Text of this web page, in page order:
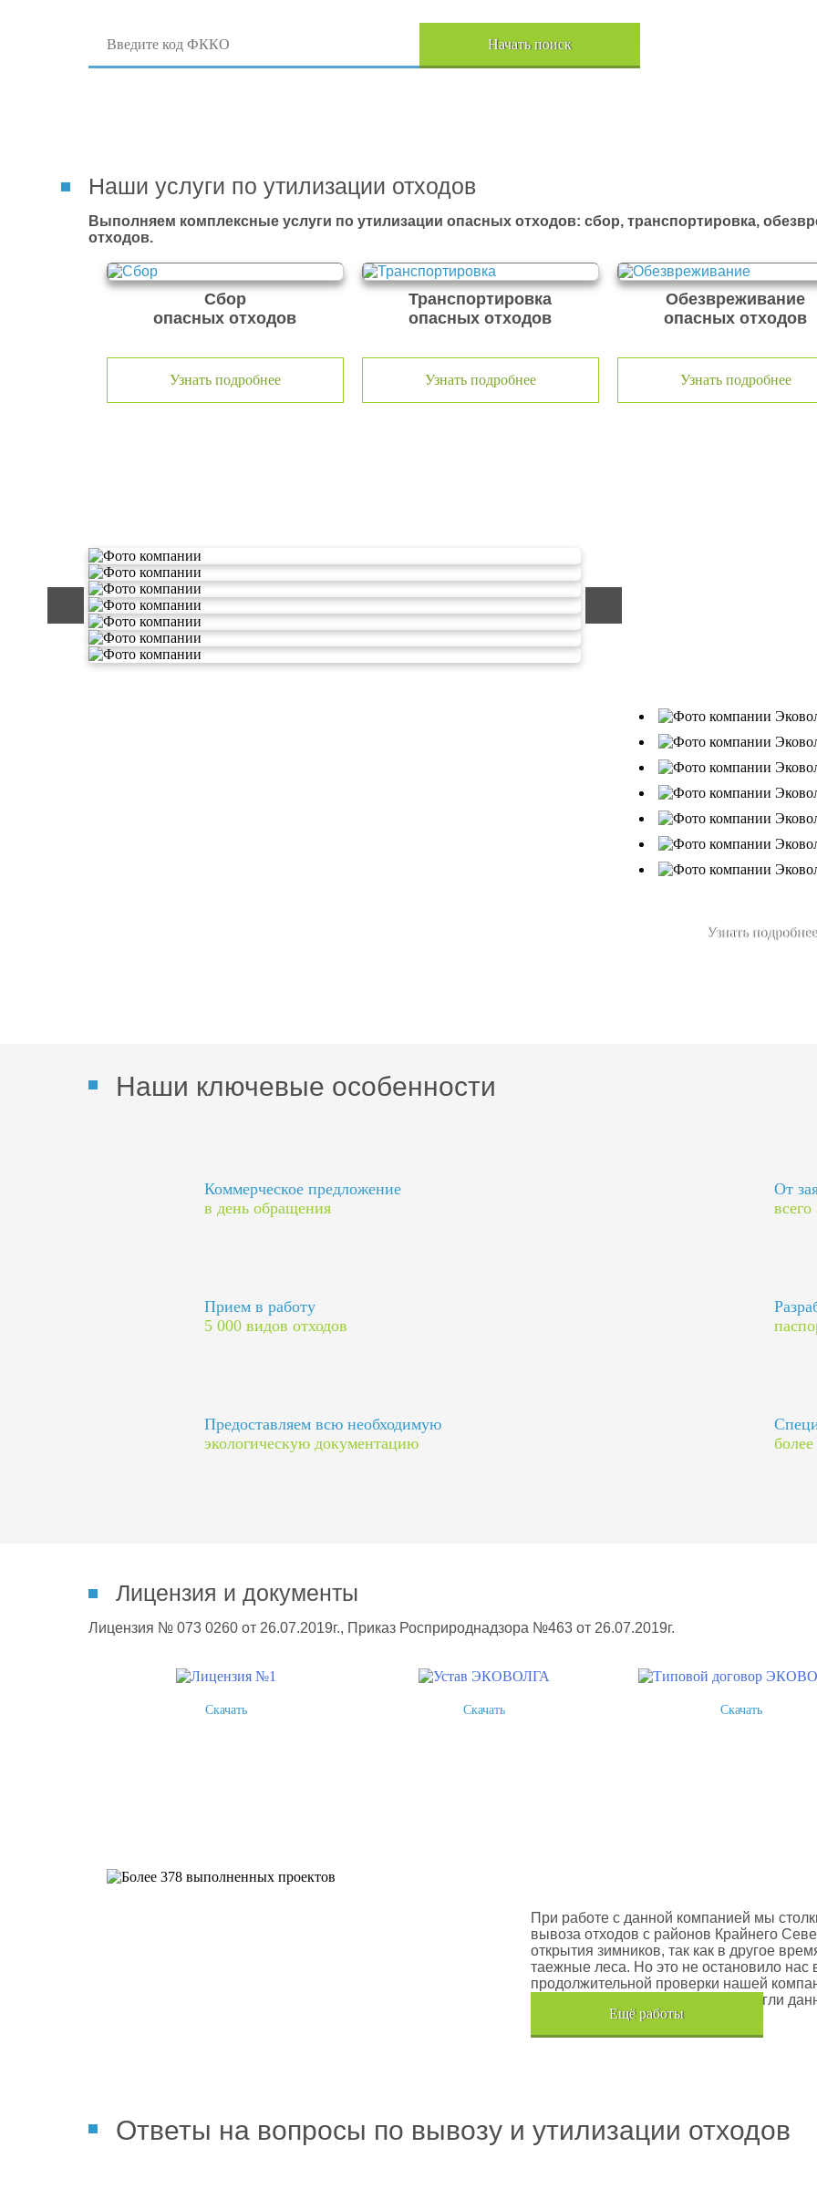
Начать поиск
Наши услуги по утилизации отходов
Выполняем комплексные услуги по утилизации опасных отходов: сбор, транспортировка,
отходов.
Сбор
опасных отходов
Узнать подробнее
Транспортировка
опасных отходов
Узнать подробнее
Обезвреживание
опасных отходов
Узнать подробнее
Узнать подробнее
Наши ключевые особенности
Коммерческое предложение
в день обращения
От
Прием в работу
5 000 видов отходов
Предоставляем всю необходимую
экологическую документацию
Лицензия и документы
Лицензия № 073 0260 от 26.07.2019г., Приказ Росприроднадзора №463 от 26.07.2019г.
Скачать Скачать Скачать
При работе с данной компанией мы
вывоза отходов с районов Крайнего
открытия зимников, так как в другое
таежные леса. Но это не остановило
продолжительной проверки нашей
транспортного средства, мы помогли
Хочется также отметить, что…
Eщё работы
Ответы на вопросы по вывозу и утилизации отходов